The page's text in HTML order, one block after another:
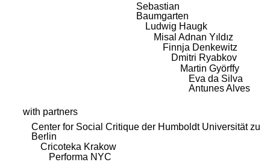
Sebastian
Baumgarten
Ludwig Haugk
Misal Adnan Yıldız
Finnja Denkewitz
Dmitri Ryabkov
Martin Györffy
Eva da Silva
Antunes Alves
with partners
Center for Social Critique der Humboldt Universität zu
Berlin
Cricoteka Krakow
Performa NYC